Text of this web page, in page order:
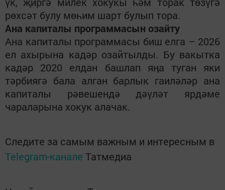
рөхсәт булу мөһим шарт булып тора.
Ана капиталы программасын озайту
Ана капиталы программасы биш елга – 2026
ел ахырына кадәр озайтылды. Бу вакытка
кадәр 2020 елдан башлап яңа туган яки
тәрбиягә бала алган барлык гаиләләр ана
капиталы рәвешендә дәүләт ярдәме
чараларына хокук алачак.
Следите за самым важным и интересным в
Telegram-канале Татмедиа